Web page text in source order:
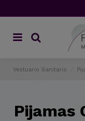
Vestuario Sanitario
Pijamas